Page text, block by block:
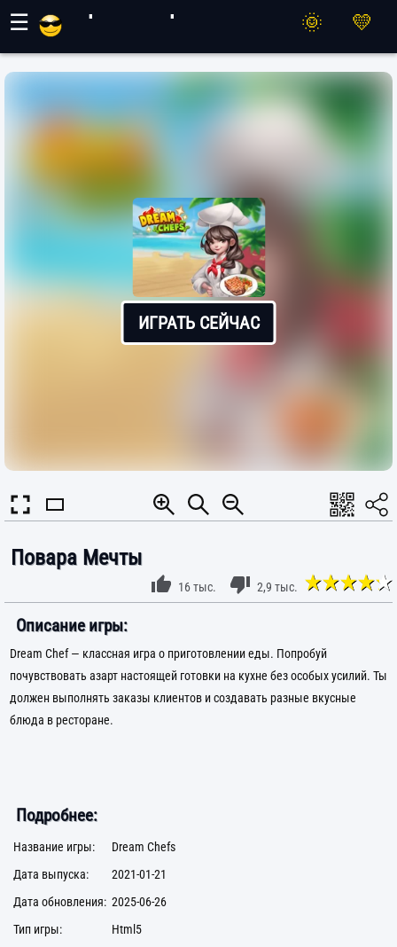
☰
ИГРАТЬ СЕЙЧАС
Повара Мечты
16 тыс. 2,9 тыс.
Описание игры:
Dream Chef — классная игра о приготовлении еды. Попробуй
почувствовать азарт настоящей готовки на кухне без особых усилий. Ты
должен выполнять заказы клиентов и создавать разные вкусные
блюда в ресторане.
Подробнее:
Название игры:
Dream Chefs
Дата выпуска:
2021-01-21
Дата обновления: 2025-06-26
Тип игры:
Html5